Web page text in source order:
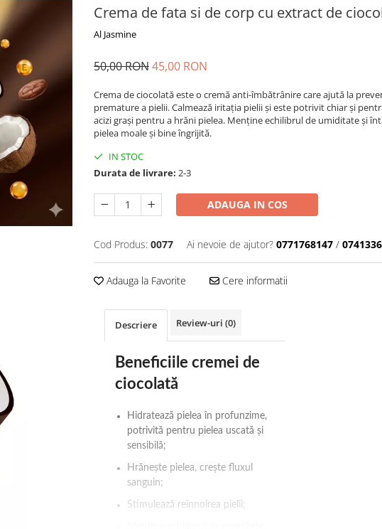
Crema de fata si de corp cu extract de
Al Jasmine
50,00 RON45,00 RON
Crema de ciocolată este o cremă anti-îmbătrânire care ajută la
premature a pielii. Calmează iritația pielii și este potrivit chiar și
acizi grași pentru a hrăni pielea. Menține echilibrul de umiditate și
pielea moale și bine îngrijită.
IN STOC
Durata de livrare: 2-3
ADAUGA IN COS
Cod Produs: 0077 Ai nevoie de ajutor? 0771768147 /
Adauga la Favorite Cere informatii
Descriere Review-uri (0)
Beneficiile cremei de
ciocolată
Hidratează pielea în profunzime,
potrivită pentru pielea uscată și
sensibilă;
Hrănește pielea, crește fluxul
sanguin;
Stimulează reînnoirea pielii;